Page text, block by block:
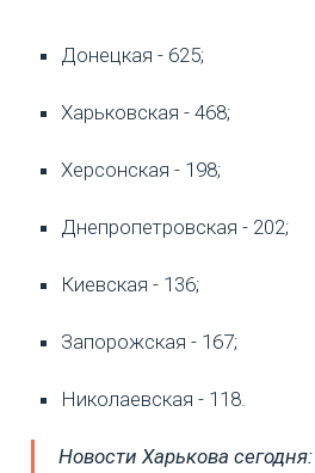
Донецкая - 625;
Харьковская - 468;
Херсонская - 198;
Днепропетровская - 202;
Киевская - 136;
Запорожская - 167;
Николаевская - 118.
Новости Харькова сегодня: